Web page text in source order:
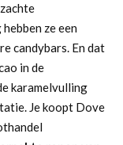
ze een
candybars. En dat
in de
karamelvulling
Je koopt Dove